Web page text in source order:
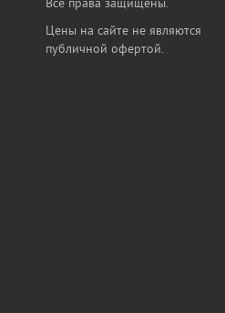
Цены на сайте не являются
публичной офертой.